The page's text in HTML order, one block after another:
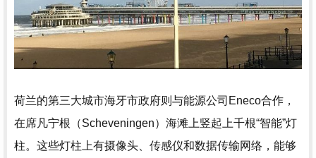
荷兰的第三大城市海牙市政府则与能源公司Eneco合作，
在席凡宁根（Scheveningen）海滩上竖起上千根“智能”灯
柱。这些灯柱上有摄像头、传感仪和数据传输网络，能够